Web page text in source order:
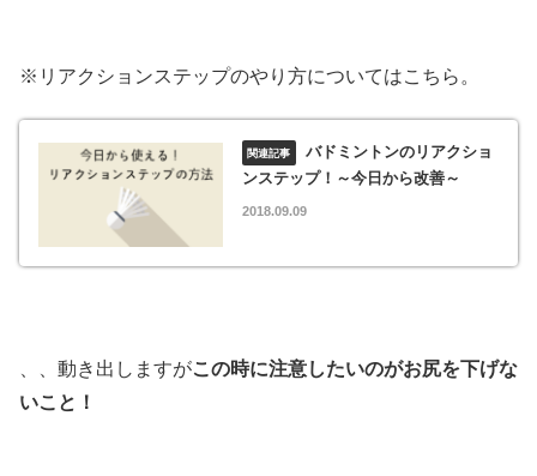
※リアクションステップのやり方についてはこちら。
バドミントンのリアクショ
ンステップ！～今日から改善～
2018.09.09
、、動き出しますがこの時に注意したいのがお尻を下げな
いこと！